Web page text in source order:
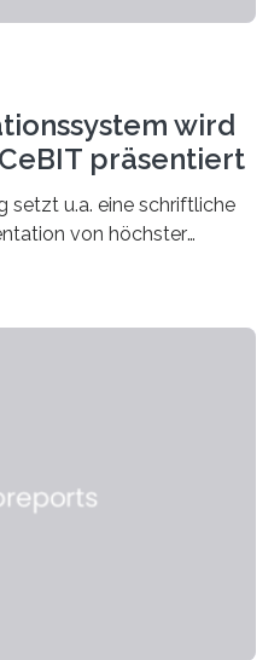
wird
präsentiert
setzt u.a. eine schriftliche
von höchster